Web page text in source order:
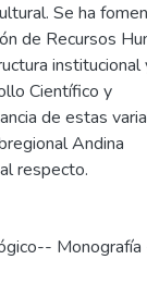
Se ha
de Recursos
institucional
Científico y
de estas
Andina
respecto.